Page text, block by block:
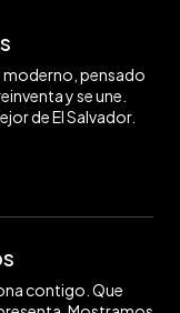
pensado
y se une.
de El Salvador.
contigo. Que